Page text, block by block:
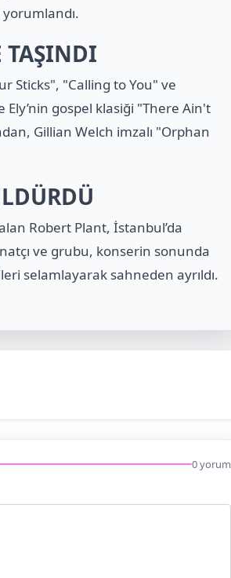
TAŞINDI
Sticks", "Calling to You" ve
gospel klasiği "There Ain't
Gillian Welch imzalı "Orphan
Robert Plant, İstanbul’da
ve grubu, konserin sonunda
selamlayarak sahneden ayrıldı.
0 yorum